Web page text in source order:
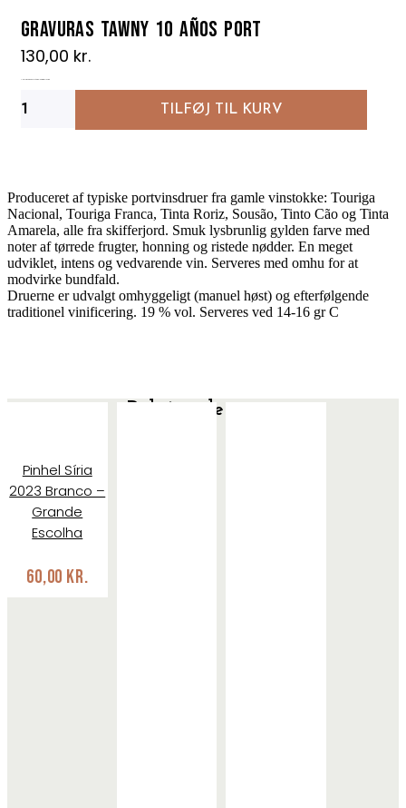
Gravuras Tawny 10 años Port
130,00 kr.
Tawny
TILFØJ TIL KURV
Produceret af typiske portvinsdruer fra gamle vinstokke: Touriga
Nacional, Touriga Franca, Tinta Roriz, Sousão, Tinto Cão og Tinta
Amarela, alle fra skifferjord. Smuk lysbrunlig gylden farve med
noter af tørrede frugter, honning og ristede nødder. En meget
udviklet, intens og vedvarende vin. Serveres med omhu for at
modvirke bundfald.
Druerne er udvalgt omhyggeligt (manuel høst) og efterfølgende
traditionel vinificering. 19 % vol. Serveres ved 14-16 gr C
Relaterede varer
Pinhel Síria
2023 Branco –
Grande
Escolha
60,00 kr.